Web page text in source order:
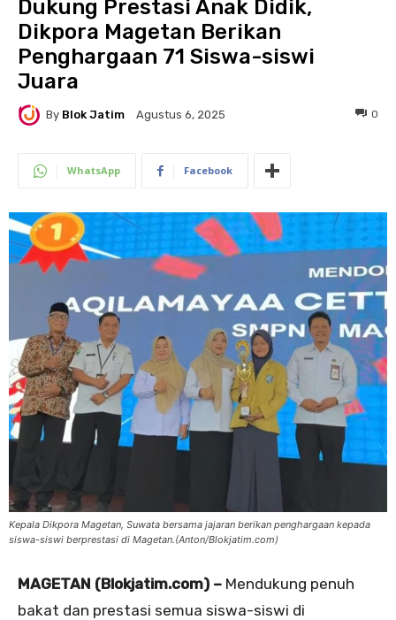
Dukung Prestasi Anak Didik,
Dikpora Magetan Berikan
Penghargaan 71 Siswa-siswi
Juara
By Blok Jatim Agustus 6, 2025 0
WhatsApp Facebook
Kepala Dikpora Magetan, Suwata bersama jajaran berikan penghargaan kepada
siswa-siswi berprestasi di Magetan.(Anton/Blokjatim.com)
MAGETAN (Blokjatim.com) – Mendukung penuh
bakat dan prestasi semua siswa-siswi di